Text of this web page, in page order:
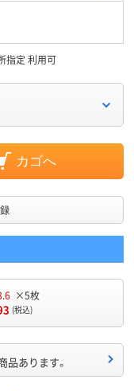
指定 利用可
カゴへ
×5枚
(税込)
品あります。